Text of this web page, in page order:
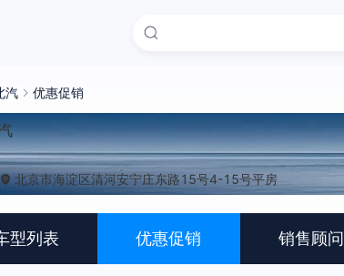
汽 优惠促销
北京市海淀区清河安宁庄东路15号4-15号平房
型列表 优惠促销 销售顾问